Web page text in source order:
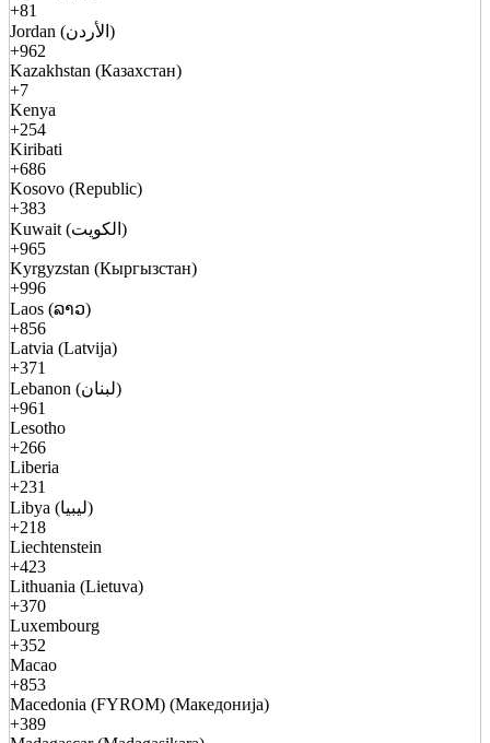
+81
Jordan (الأردن)
+962
Kazakhstan (Казахстан)
+7
Kenya
+254
Kiribati
+686
Kosovo (Republic)
+383
Kuwait (الكويت)
+965
Kyrgyzstan (Кыргызстан)
+996
Laos (ລາວ)
+856
Latvia (Latvija)
+371
Lebanon (لبنان)
+961
Lesotho
+266
Liberia
+231
Libya (ليبيا)
+218
Liechtenstein
+423
Lithuania (Lietuva)
+370
Luxembourg
+352
Macao
+853
Macedonia (FYROM) (Македонија)
+389